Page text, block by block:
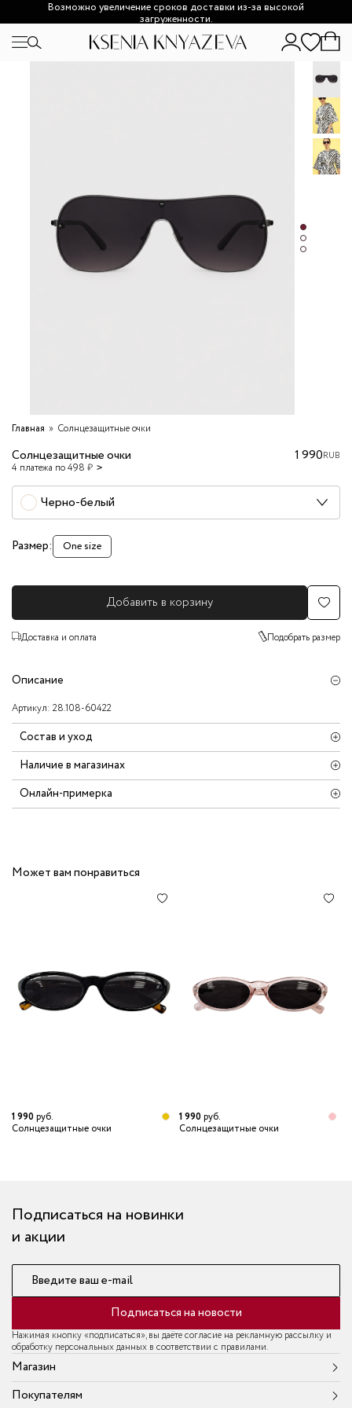
Возможно увеличение сроков доставки из-за высокой
загруженности.
Главная Солнцезащитные очки
Солнцезащитные очки
4 платежа по 498 ₽
1 990RUB
Черно-белый
Размер: One size
Добавить в корзину
Доставка и оплата Подобрать размер
Описание
Артикул: 28.108-60422
Состав и уход
Наличие в магазинах
Онлайн-примерка
Может вам понравиться
1 990руб.
Солнцезащитные очки
1 990руб.
Солнцезащитные очки
Подписаться на новинки
и акции
Введите ваш e-mail
Подписаться на новости
Нажимая кнопку «подписаться», вы даёте согласие на рекламную рассылку и
обработку персональных данных в соответствии с правилами.
Магазин
Покупателям